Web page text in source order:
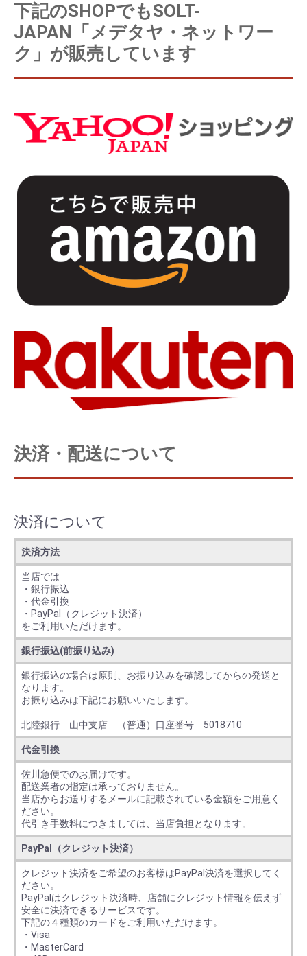
下記のSHOPでもSOLT-
JAPAN「メデタヤ・ネットワー
ク」が販売しています
決済・配送について
決済について
決済方法
当店では
・銀行振込
・代金引換
・PayPal（クレジット決済）
をご利用いただけます。
銀行振込(前振り込み)
銀行振込の場合は原則、お振り込みを確認してからの発送と
なります。
お振り込みは下記にお願いいたします。
北陸銀行 山中支店 （普通）口座番号 5018710
代金引換
佐川急便でのお届けです。
配送業者の指定は承っておりません。
当店からお送りするメールに記載されている金額をご用意く
ださい。
代引き手数料につきましては、当店負担となります。
PayPal（クレジット決済）
クレジット決済をご希望のお客様はPayPal決済を選択してく
ださい。
PayPalはクレジット決済時、店舗にクレジット情報を伝えず
安全に決済できるサービスです。
下記の４種類のカードをご利用いただけます。
・Visa
・MasterCard